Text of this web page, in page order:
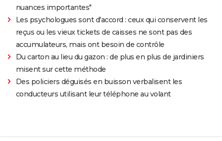
nuances importantes"
Les psychologues sont d'accord : ceux qui conservent les
reçus ou les vieux tickets de caisses ne sont pas des
accumulateurs, mais ont besoin de contrôle
Du carton au lieu du gazon : de plus en plus de jardiniers
misent sur cette méthode
Des policiers déguisés en buisson verbalisent les
conducteurs utilisant leur téléphone au volant